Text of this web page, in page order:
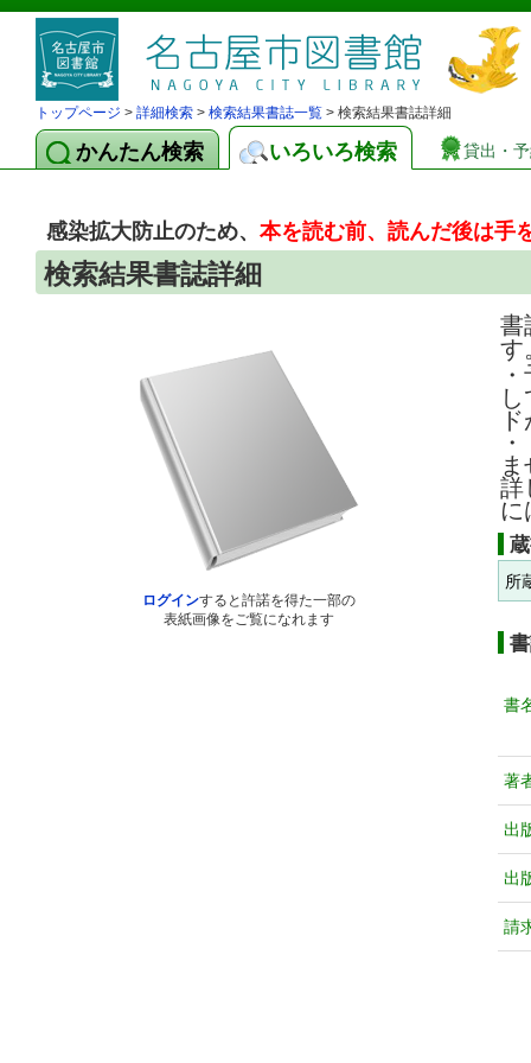
トップページ > 詳細検索 > 検索結果書誌一覧 > 検索結果書誌詳細
かんたん検索 いろいろ検索 貸出・
感染拡大防止のため、本を読む前、読んだ後は手
検索結果書誌詳細
ログインすると許諾を得た一部の
表紙画像をご覧になれます
書
す
詳
に
所
書
著
出
出
請